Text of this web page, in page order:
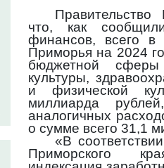
что, как
финансов, всего в
Приморья на 2024
бюджетной
культуры,
и физической
миллиарда
аналогичных
о сумме всего 31,1
«В
Приморского